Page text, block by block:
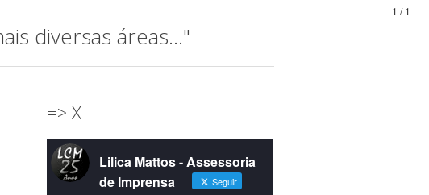
1 / 1
diversas áreas..."
=> X
Lilica Mattos - Assessoria
de Imprensa
Seguir